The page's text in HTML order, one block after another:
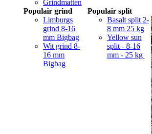
Grindmatten
Populair grind
Limburgs
grind 8-16
mm Bigbag
Wit grind 8-
16 mm
Bigbag
Populair split
Basalt split 2-
8 mm 25 kg
Yellow sun
split - 8-16
mm - 25 kg